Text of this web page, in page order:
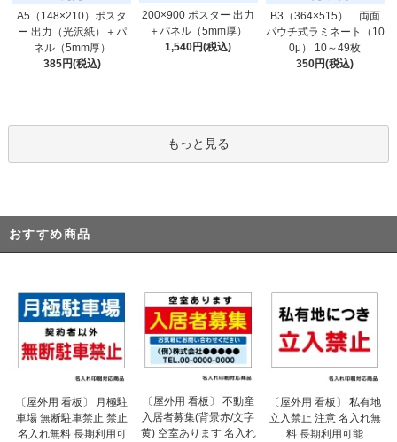
A5（148×210）ポスタ
ー 出力（光沢紙）＋パ
ネル（5mm厚）
385円(税込)
200×900 ポスター 出力
＋パネル（5mm厚）
1,540円(税込)
B3（364×515） 両面
パウチ式ラミネート（10
0μ） 10～49枚
350円(税込)
もっと見る
おすすめ商品
〔屋外用 看板〕 月極駐
車場 無断駐車禁止 禁止
名入れ無料 長期利用可
〔屋外用 看板〕 不動産
入居者募集(背景赤/文字
黄) 空室あります 名入れ
〔屋外用 看板〕 私有地
立入禁止 注意 名入れ無
料 長期利用可能